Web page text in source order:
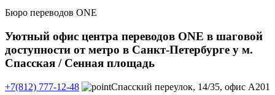
Бюро переводов ONE
Уютный офис центра переводов ONE в шаговой
доступности от метро в Санкт-Петербурге у м.
Спасская / Сенная площадь
+7(812) 777-12-48 Спасский переулок, 14/35, офис А201